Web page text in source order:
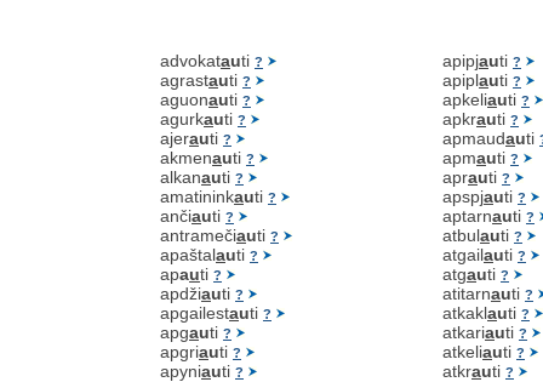
advokatauti ?
agrastauti ?
aguonauti ?
agurkauti ?
ajerauti ?
akmenauti ?
alkanauti ?
amatininkauti ?
ančiauti ?
antramečiauti ?
apaštalauti ?
apauti ?
apdžiauti ?
apgailestauti ?
apgauti ?
apgriauti ?
apyniauti ?
apipjauti ?
apiplauti ?
apkeliauti ?
apkrauti ?
apmaudauti
apmauti ?
aprauti ?
apspjauti ?
aptarnauti ?
atbulauti ?
atgailauti ?
atgauti ?
atitarnauti ?
atkaklauti ?
atkariauti ?
atkeliauti ?
atkrauti ?